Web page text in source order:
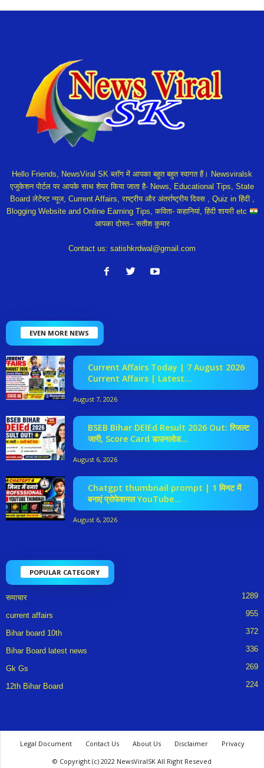
Hello Friends, NewsViral SK ब्लॉग में आपका बहुत बहुत स्वागत हैं। Newsviralsk
एजुकेशन पोर्टल पर आपके साथ शेयर किया जाता है- News, Educational Tips, State
Board लेटेस्ट न्यूज, Current Affairs, राष्ट्रीय और अंतर्राष्ट्रीय दिवस , Quiz in हिंदी ,
Blogging Website and Online Earning Tips, कविता- कहानियां, हिंदी शायरी etc
आपका दोस्त-- सतीश कुमार
Contact us: satishkrdwal@gmail.com
EVEN MORE NEWS
Current Affairs Today | 7 August 2026
Current Affairs | Latest...
August 7, 2026
BSEB Bihar DElEd Result 2026 Out: रिजल्ट
जारी, Score Card डाउनलोड...
August 6, 2026
Chatgpt thumbnail prompt | 1 मिनट में
बनाएं प्रोफेशनल YouTube...
August 6, 2026
POPULAR CATEGORY
समाचार 1289
current affairs 955
Bihar board 10th 372
Bihar Board latest news 336
Gk Gs 269
12th Bihar Board 224
Legal Document Contact Us About Us Disclaimer
Privacy
© Copyright (c) 2022 NewsViralSK All Right Reseved